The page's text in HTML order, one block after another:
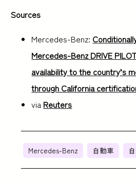
Sources
Mercedes-Benz:
Mercedes-Benz DRIVE
availability to the country’s
through California
via Reuters
Mercedes-Benz 自動車